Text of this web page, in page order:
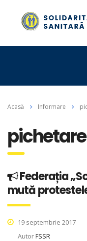
Acasă Informare
pichetare
Federația
mută
19 septembrie 2017
AutorFSSR